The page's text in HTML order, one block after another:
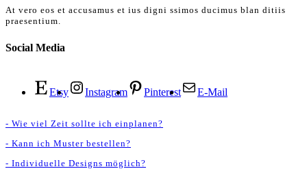
At vero eos et accusamus et ius digni ssimos ducimus blan ditiis
praesentium.
Social Media
Etsy Instagram Pinterest E-Mail
- Wie viel Zeit sollte ich einplanen?
- Kann ich Muster bestellen?
- Individuelle Designs möglich?